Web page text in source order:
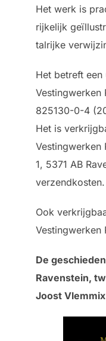
Het werk is
rijkelijk
talrijke
Het betreft
Vestingwerken
825130-0-4
Het is
Vestingwerken
1, 5371 AB
verzendkosten.
Ook
Vestingwerken
De
Ravenstein,
Joost